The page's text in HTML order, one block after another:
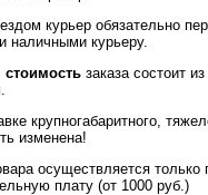
курьер обязательно
наличными курьеру.
стоимость заказа состоит из
крупногабаритного,
изменена!
осуществляется только
плату (от 1000 руб.)